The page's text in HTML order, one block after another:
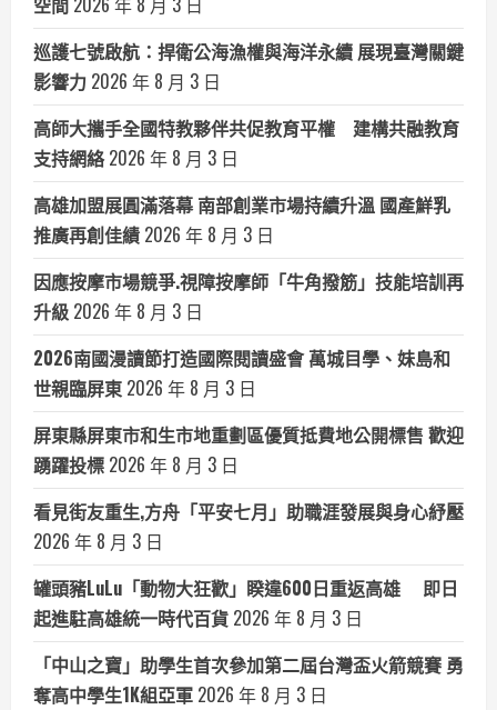
巡護七號啟航：捍衛公海漁權與海洋永續 展現臺灣關鍵
影響力 2026 年 8 月 3 日
高師大攜手全國特教夥伴共促教育平權 建構共融教育
支持網絡 2026 年 8 月 3 日
高雄加盟展圓滿落幕 南部創業市場持續升溫 國產鮮乳
推廣再創佳績 2026 年 8 月 3 日
因應按摩市場競爭.視障按摩師「牛角撥筋」技能培訓再
升級 2026 年 8 月 3 日
2026南國漫讀節打造國際閱讀盛會 萬城目學、妹島和
世親臨屏東 2026 年 8 月 3 日
屏東縣屏東市和生市地重劃區優質抵費地公開標售 歡迎
踴躍投標 2026 年 8 月 3 日
看見街友重生,方舟「平安七月」助職涯發展與身心紓壓
2026 年 8 月 3 日
罐頭豬LuLu「動物大狂歡」睽違600日重返高雄 即日
起進駐高雄統一時代百貨 2026 年 8 月 3 日
「中山之寶」助學生首次參加第二屆台灣盃火箭競賽 勇
奪高中學生1K組亞軍 2026 年 8 月 3 日